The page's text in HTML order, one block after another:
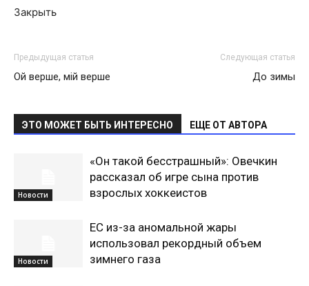
Закрыть
Предыдущая статья
Ой верше, мій верше
Следующая статья
До зимы
ЭТО МОЖЕТ БЫТЬ ИНТЕРЕСНО ЕЩЕ ОТ АВТОРА
Новости
«Он такой бесстрашный»: Овечкин
рассказал об игре сына против
взрослых хоккеистов
Новости
ЕС из-за аномальной жары
использовал рекордный объем
зимнего газа